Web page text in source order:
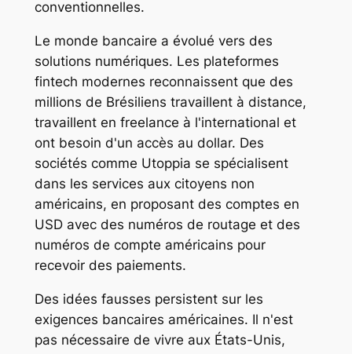
conventionnelles.
Le monde bancaire a évolué vers des
solutions numériques. Les plateformes
fintech modernes reconnaissent que des
millions de Brésiliens travaillent à distance,
travaillent en freelance à l'international et
ont besoin d'un accès au dollar. Des
sociétés comme Utoppia se spécialisent
dans les services aux citoyens non
américains, en proposant des comptes en
USD avec des numéros de routage et des
numéros de compte américains pour
recevoir des paiements.
Des idées fausses persistent sur les
exigences bancaires américaines. Il n'est
pas nécessaire de vivre aux États-Unis,